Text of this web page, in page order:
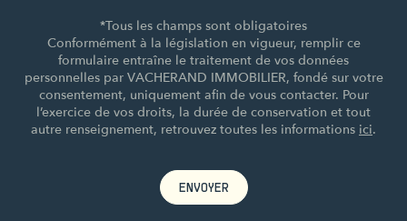
*Tous les champs sont obligatoires
Conformément à la législation en vigueur, remplir ce
formulaire entraîne le traitement de vos données
personnelles par VACHERAND IMMOBILIER, fondé sur votre
consentement, uniquement afin de vous contacter. Pour
l’exercice de vos droits, la durée de conservation et tout
autre renseignement, retrouvez toutes les informations ici.
ENVOYER